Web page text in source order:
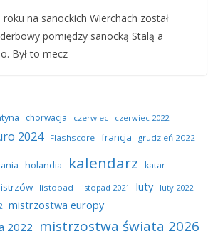
na sanockich Wierchach został
pomiędzy sanocką Stalą a
Był to mecz
chorwacja czerwiec
czerwiec 2022
2024 Flashscore francja grudzień 2022
holandia kalendarz katar
listopad listopad 2021 luty
luty 2022
mistrzostwa europy
2022 mistrzostwa świata 2026